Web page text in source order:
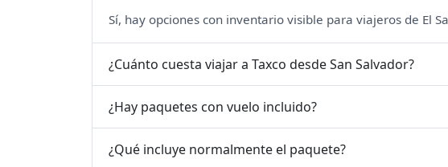
Sí, hay opciones con inventario visible para viajeros de El
¿Cuánto cuesta viajar a Taxco desde San Salvador?
¿Hay paquetes con vuelo incluido?
¿Qué incluye normalmente el paquete?